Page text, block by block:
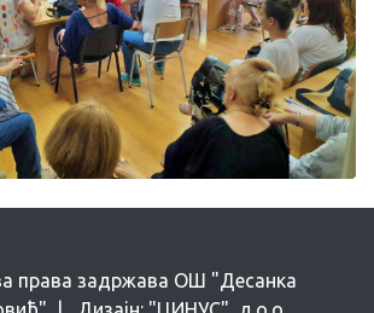
права задржава ОШ "Десанка